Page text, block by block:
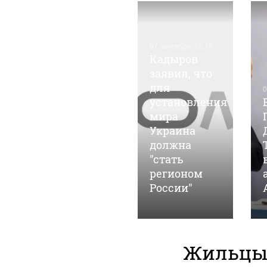
для
установления
мира
Украина
должна
"стать
регионом
России"
Жильцы